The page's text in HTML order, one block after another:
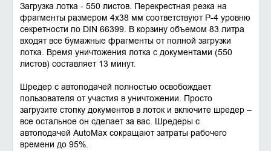
Загрузка лотка - 550 листов. Перекрестная резка на
фрагменты размером 4х38 мм соответствуют P-4 уровню
секретности по DIN 66399. В корзину объемом 83 литра
входят все бумажные фрагменты от полной загрузки
лотка. Время уничтожения лотка с документами (550
листов) составляет 13 минут.
Шредер с автоподачей полностью освобождает
пользователя от участия в уничтожении. Просто
загрузите стопку документов в лоток и включите шредер –
все остальное он сделает за вас. Шредеры с
автоподачей AutoMax сокращают затраты рабочего
времени до 95%.